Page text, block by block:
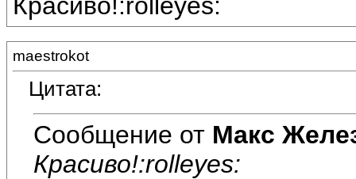
Красиво!:rolleyes:
maestrokot
Цитата:
Сообщение от Макс
Красиво!:rolleyes: